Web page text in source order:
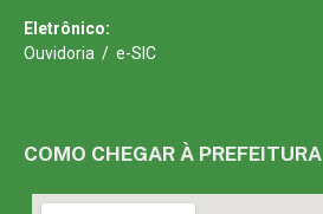
Eletrônico:
Ouvidoria / e-SIC
COMO CHEGAR À PREFEITURA